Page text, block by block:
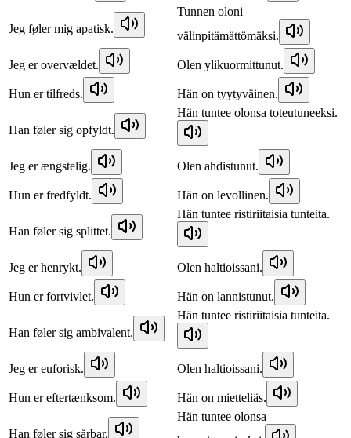
Jeg føler mig apatisk.
Tunnen oloni
välinpitämättömäksi.
Jeg er overvældet. Olen ylikuormittunut.
Hun er tilfreds. Hän on tyytyväinen.
Han føler sig opfyldt.
Hän tuntee olonsa toteutuneeksi.
Jeg er ængstelig. Olen ahdistunut.
Hun er fredfyldt. Hän on levollinen.
Han føler sig splittet.
Hän tuntee ristiriitaisia tunteita.
Jeg er henrykt. Olen haltioissani.
Hun er fortvivlet. Hän on lannistunut.
Han føler sig ambivalent.
Hän tuntee ristiriitaisia tunteita.
Jeg er euforisk. Olen haltioissani.
Hun er eftertænksom. Hän on mietteliäs.
Han føler sig sårbar.
Hän tuntee olonsa